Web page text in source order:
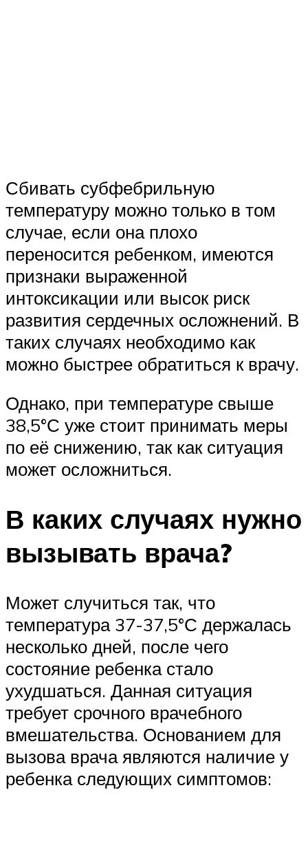
Сбивать субфебрильную
температуру можно только в том
случае, если она плохо
переносится ребенком, имеются
признаки выраженной
интоксикации или высок риск
развития сердечных осложнений. В
таких случаях необходимо как
можно быстрее обратиться к врачу.
Однако, при температуре свыше
38,5°С уже стоит принимать меры
по её снижению, так как ситуация
может осложниться.
В каких случаях нужно
вызывать врача?
Может случиться так, что
температура 37-37,5°С держалась
несколько дней, после чего
состояние ребенка стало
ухудшаться. Данная ситуация
требует срочного врачебного
вмешательства. Основанием для
вызова врача являются наличие у
ребенка следующих симптомов: